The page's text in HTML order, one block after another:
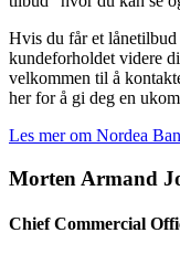
Hvis du får et
kundeforholdet videre
velkommen til å
her for å gi deg en
Les mer om Nordea
Morten Armand
Chief Commercial